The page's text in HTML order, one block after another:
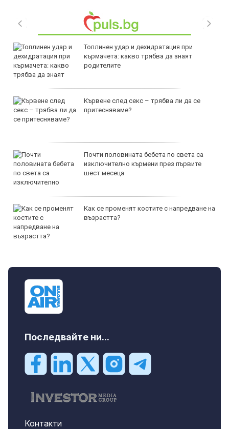
Топлинен удар и дехидратация при
кърмачета: какво трябва да знаят
родителите
Кървене след секс – трябва ли да се
притесняваме?
Почти половината бебета по света са
изключително кърмени през първите
шест месеца
Как се променят костите с напредване на
възрастта?
Последвайте ни...
Контакти